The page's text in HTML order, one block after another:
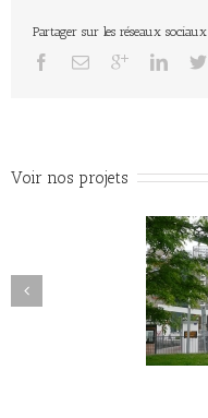
Partager sur les réseaux sociaux
Voir nos projets